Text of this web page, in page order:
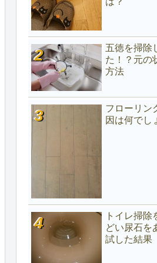
五徳を掃除
た！？元の
方法
フローリン
因は何でし
トイレ掃除
どい尿石を
試した結果